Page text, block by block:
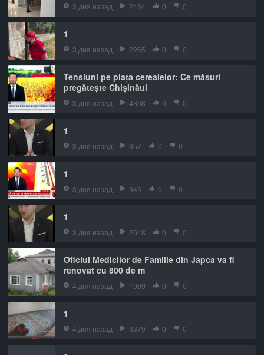
3 дня назад 2434 0 0
1
3 дня назад 2265 0 0
Tensiuni pe piața cerealelor: Ce măsuri
pregătește Chișinăul
3 дня назад 4308 0 0
1
3 дня назад 857 0 0
1
3 дня назад 946 0 0
1
3 дня назад 2548 0 0
Oficiul Medicilor de Familie din Japca va fi
renovat cu 800 de m
4 дня назад 1969 0 0
1
4 дня назад 3379 0 0